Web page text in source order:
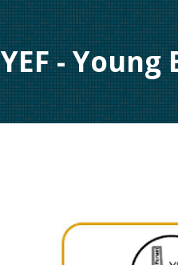
YEF -